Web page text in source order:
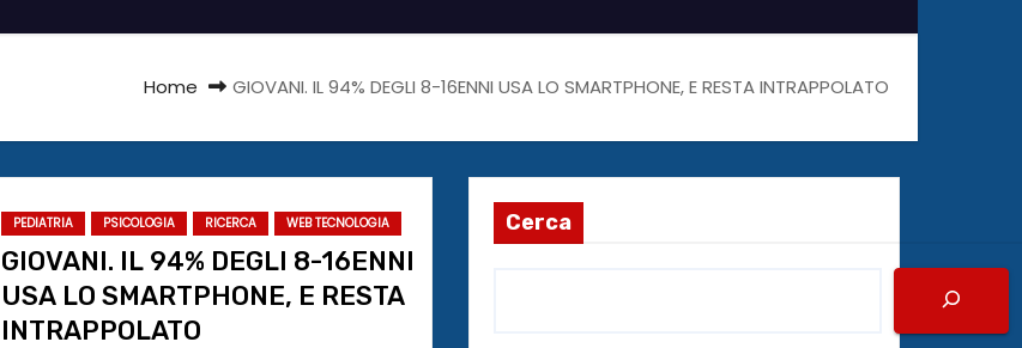
Home GIOVANI. IL 94% DEGLI 8-16ENNI USA LO SMARTPHONE, E RESTA INTRAPPOLATO
PEDIATRIA PSICOLOGIA RICERCA WEB TECNOLOGIA
GIOVANI. IL 94% DEGLI 8-16ENNI
USA LO SMARTPHONE, E RESTA
INTRAPPOLATO
Cerca